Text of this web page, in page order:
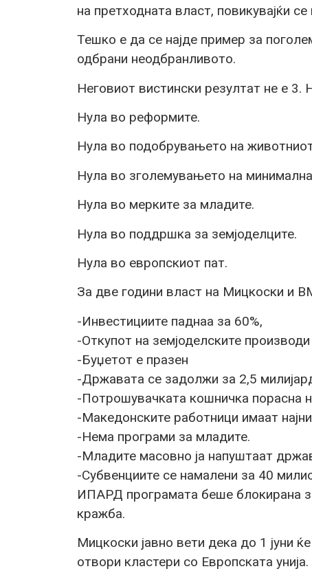
на претходната власт, повикувајќи
Тешко е да се најде пример за
одбрани неодбранливото.
Неговиот вистински резултат не е
Нула во реформите.
Нула во подобрувањето на
Нула во зголемувањето на
Нула во мерките за младите.
Нула во поддршка за земјоделците.
Нула во европскиот пат.
За две години власт на Мицкоски и
-Инвестициите паднаа за 60%,
-Откупот на земјоделските
-Буџетот е празен
-Државата се задолжи за 2,5
-Потрошувачката кошничка порасна
-Македонските работници имаат
-Нема програми за младите.
-Младите масовно ја напуштаат
-Субвенциите се намалени за 40
ИПАРД програмата беше блокирана
кражба.
Мицкоски јавно вети дека до 1 јуни
отвори кластери со Европската